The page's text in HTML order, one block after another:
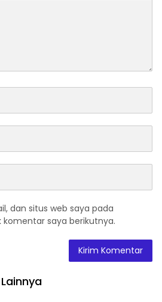
dan situs web saya pada
saya berikutnya.